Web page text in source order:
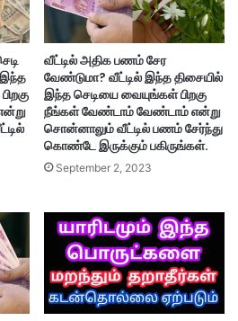
வீட்டில் அதிக பணம் சேர
வேண்டுமா? வீட்டில் இந்த திசையில்
இந்த செடியை வையுங்கள் பிறகு
நீங்கள் வேண்டாம் வேண்டாம் என்று
சொன்னாலும் வீட்டில் பணம் சேர்ந்து
கொண்டே இருக்கும் பகிருங்கள்.
September 2, 2023